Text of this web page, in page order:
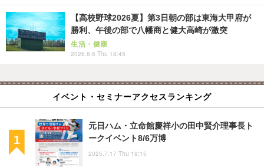
【高校野球2026夏】第3日朝の部は東海大甲府が
勝利、午後の部で八幡商と健大高崎が激突
生活・健康
2026.8.6 Thu 18:45
イベント・セミナーアクセスランキング
元日ハム・立命館慶祥小の田中賢介理事長ト
ークイベント8/6万博
2025.7.17 Thu 19:15